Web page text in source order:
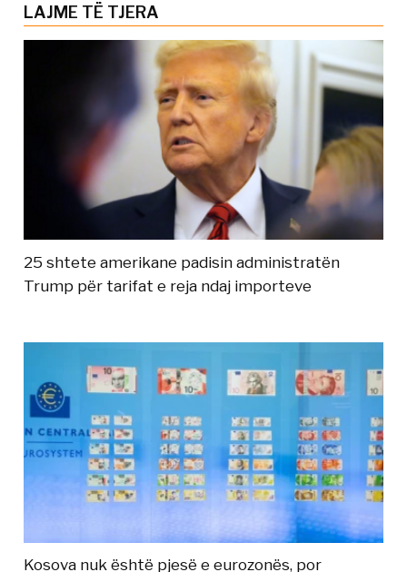
LAJME TË TJERA
25 shtete amerikane padisin administratën
Trump për tarifat e reja ndaj importeve
Kosova nuk është pjesë e eurozonës, por